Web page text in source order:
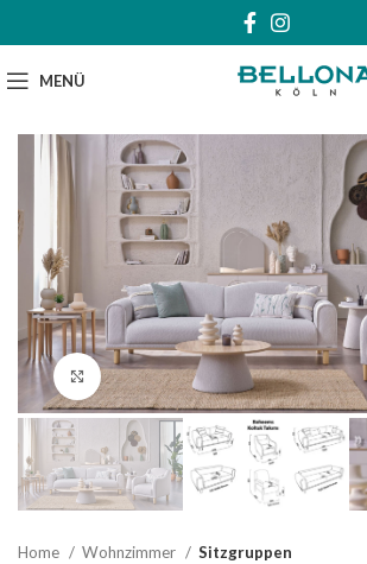
MENÜ
Klick zum Vergrößern
Home Wohnzimmer Sitzgruppen